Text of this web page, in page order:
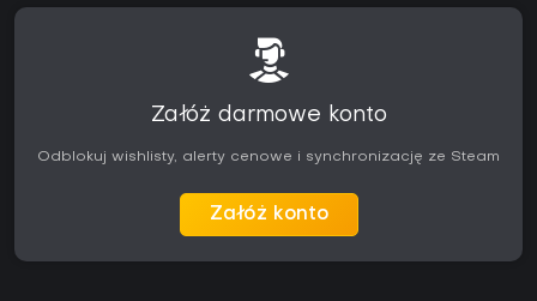
Załóż darmowe konto
Odblokuj wishlisty, alerty cenowe i synchronizację ze Steam
Załóż konto